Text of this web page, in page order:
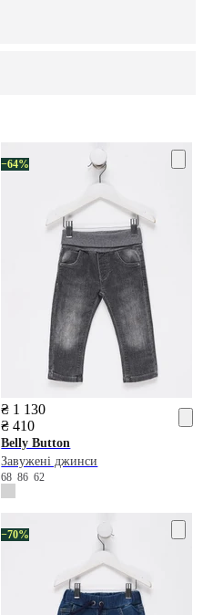
−64%
₴ 1 130
₴ 410
Belly Button
Завужені джинси
688662
−70%